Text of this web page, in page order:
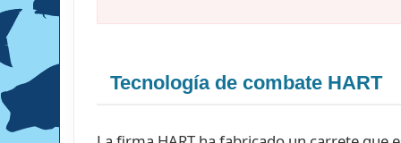
Tecnología de combate HART